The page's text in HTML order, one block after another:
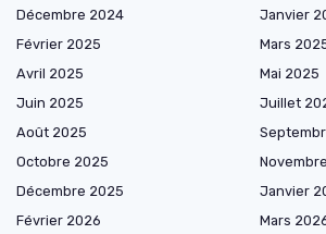
Décembre 2024
Janvier
Février 2025
Mars
Avril 2025
Mai 2025
Juin 2025
Juillet
Août 2025
Octobre 2025
Décembre 2025
Janvier
Février 2026
Mars